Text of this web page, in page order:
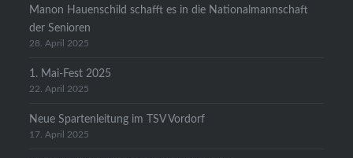
Manon Hauenschild schafft es in die Nationalmannschaft
der Senioren
28. April 2025
1. Mai-Fest 2025
22. April 2025
Neue Spartenleitung im TSV Vordorf
17. April 2025